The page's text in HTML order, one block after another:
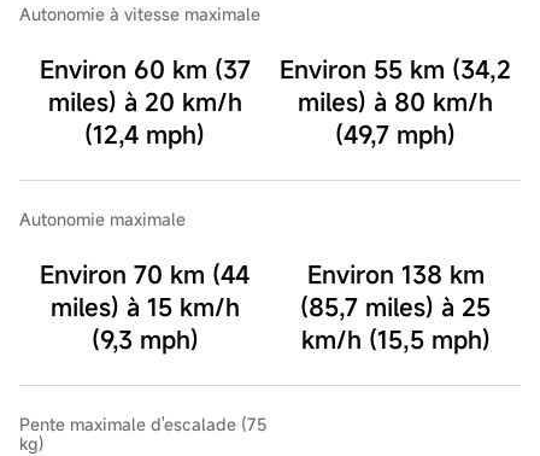
Autonomie à vitesse maximale
Environ 60 km (37
miles) à 20 km/h
(12,4 mph)
Environ 55 km (34,2
miles) à 80 km/h
(49,7 mph)
Autonomie maximale
Environ 70 km (44
miles) à 15 km/h
(9,3 mph)
Environ 138 km
(85,7 miles) à 25
km/h (15,5 mph)
Pente maximale d'escalade (75
kg)